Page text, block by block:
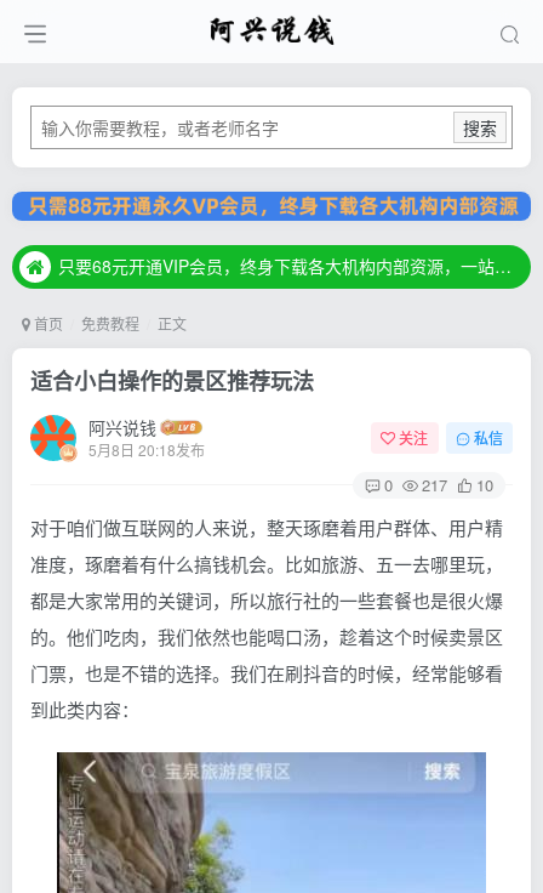
搜索
只要68元开通VIP会员，终身下载各大机构内部资源，一站式草根创业基地，最新最强网赚教程大全，小投入，大回报！
只要68元开通VIP会员，终身下载各大机构内部资源，一站式草根创业基地，最新最强网赚教程大全，小投入，大回报！
首页 免费教程 正文
适合小白操作的景区推荐玩法
阿兴说钱
5月8日 20:18发布
关注 私信
0 217 10
对于咱们做互联网的人来说，整天琢磨着用户群体、用户精
准度，琢磨着有什么搞钱机会。比如旅游、五一去哪里玩，
都是大家常用的关键词，所以旅行社的一些套餐也是很火爆
的。他们吃肉，我们依然也能喝口汤，趁着这个时候卖景区
门票，也是不错的选择。我们在刷抖音的时候，经常能够看
到此类内容：